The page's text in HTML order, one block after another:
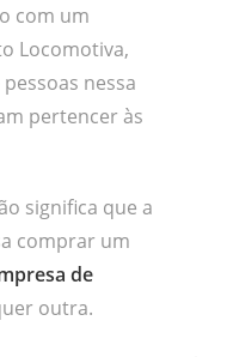
com um
Locomotiva,
nessa
pertencer às
significa que a
comprar um
de
outra.